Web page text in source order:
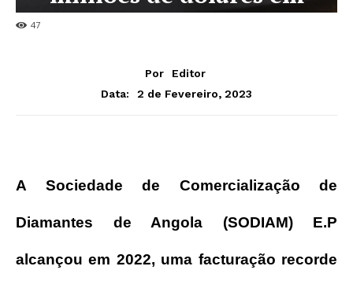
47
2022
Por
Editor
Data:
2 de Fevereiro, 2023
A Sociedade de Comercialização de
Diamantes de Angola (SODIAM) E.P
alcançou em 2022, uma facturação recorde